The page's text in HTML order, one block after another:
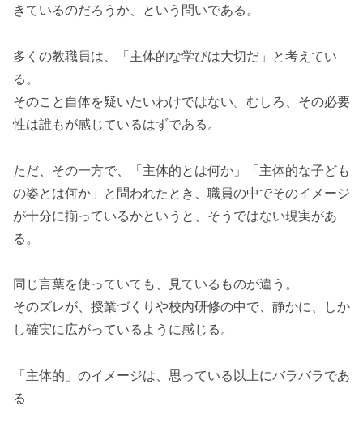
きているのだろうか、という問いである。
多くの教職員は、「主体的な学びは大切だ」と考えてい
る。
そのこと自体を疑いたいわけではない。むしろ、その必要
性は誰もが感じているはずである。
ただ、その一方で、「主体的とは何か」「主体的な子ども
の姿とは何か」と問われたとき、職員の中でそのイメージ
が十分に揃っているかというと、そうではない現実があ
る。
同じ言葉を使っていても、見ているものが違う。
そのズレが、授業づくりや校内研修の中で、静かに、しか
し確実に広がっているように感じる。
「主体的」のイメージは、思っている以上にバラバラであ
る